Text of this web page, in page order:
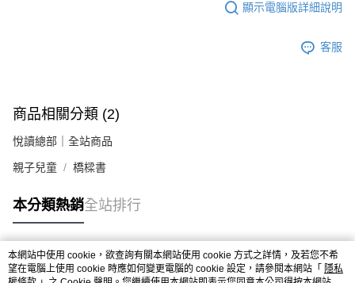
顯示電腦版詳細說明
客服
商品相關分類 (2)
悅讀總部｜全站商品
親子兒童 橋樑書
本分類熱銷全站排行
熱門標籤
本網站中使用 cookie，欲查詢有關本網站使用 cookie 方式之詳情，及若您不希
望在電腦上使用 cookie 時應如何變更電腦的 cookie 設定，請參閱本網站「 隱私